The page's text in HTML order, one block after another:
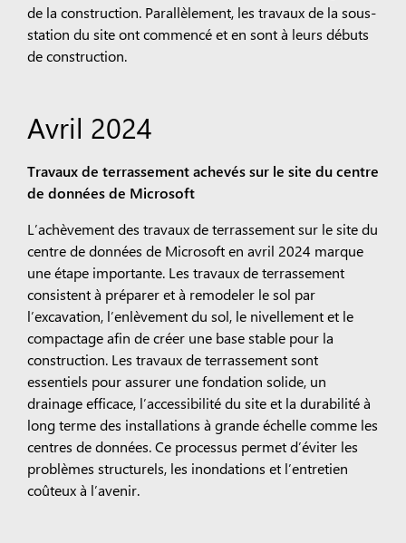
de la construction. Parallèlement, les travaux de la sous-
station du site ont commencé et en sont à leurs débuts
de construction.
Avril 2024
Travaux de terrassement achevés sur le site du centre
de données de Microsoft
L’achèvement des travaux de terrassement sur le site du
centre de données de Microsoft en avril 2024 marque
une étape importante. Les travaux de terrassement
consistent à préparer et à remodeler le sol par
l’excavation, l’enlèvement du sol, le nivellement et le
compactage afin de créer une base stable pour la
construction. Les travaux de terrassement sont
essentiels pour assurer une fondation solide, un
drainage efficace, l’accessibilité du site et la durabilité à
long terme des installations à grande échelle comme les
centres de données. Ce processus permet d’éviter les
problèmes structurels, les inondations et l’entretien
coûteux à l’avenir.